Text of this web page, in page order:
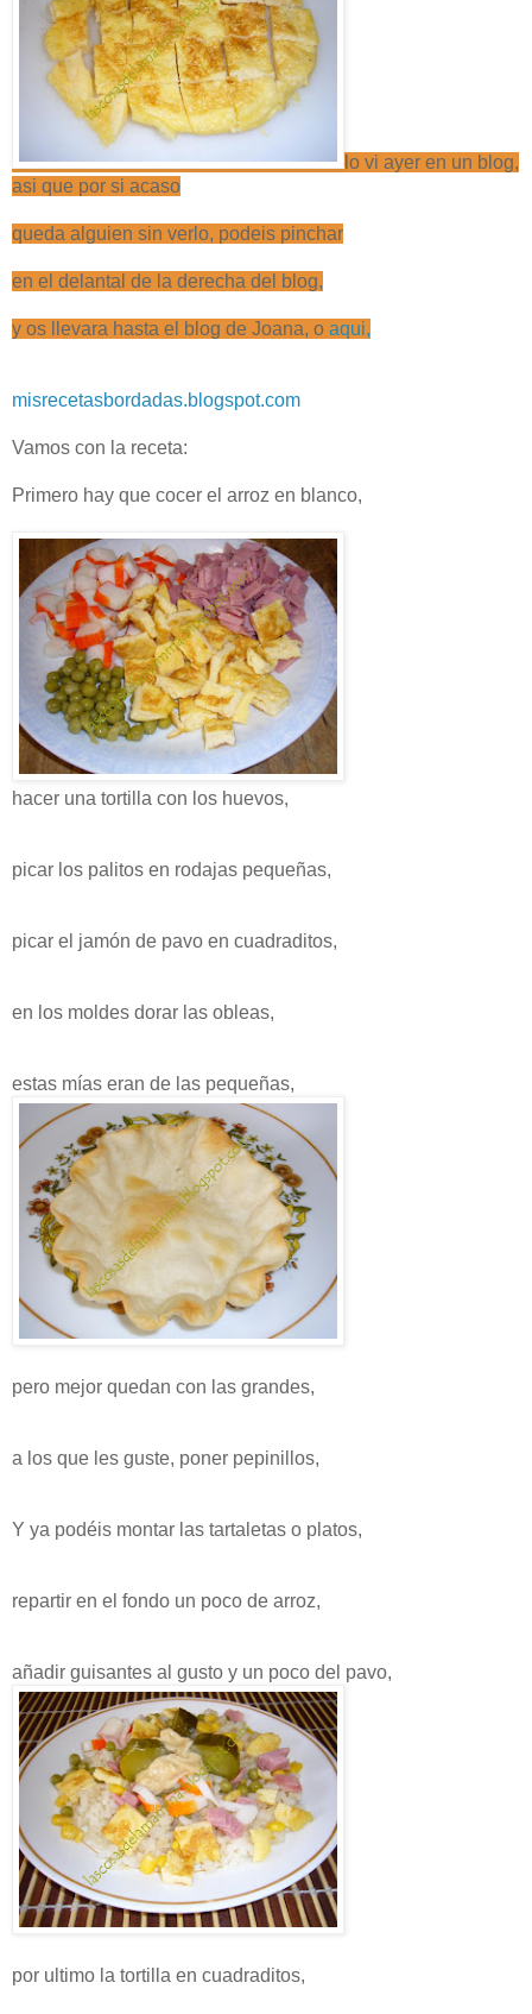
lo vi ayer en un blog,
asi que por si acaso
queda alguien sin verlo, podeis pinchar
en el delantal de la derecha del blog,
y os llevara hasta el blog de Joana, o aqui,
misrecetasbordadas.blogspot.com
Vamos con la receta:
Primero hay que cocer el arroz en blanco,
hacer una tortilla con los huevos,
picar los palitos en rodajas pequeñas,
picar el jamón de pavo en cuadraditos,
en los moldes dorar las obleas,
estas mías eran de las pequeñas,
pero mejor quedan con las grandes,
a los que les guste, poner pepinillos,
Y ya podéis montar las tartaletas o platos,
repartir en el fondo un poco de arroz,
añadir guisantes al gusto y un poco del pavo,
por ultimo la tortilla en cuadraditos,